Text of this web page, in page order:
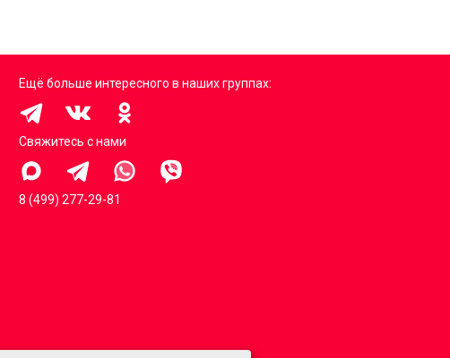
Ещё больше интересного в наших группах:
Свяжитесь с нами
8 (499) 277-29-81